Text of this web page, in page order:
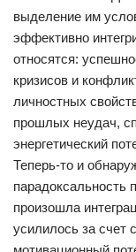
выделение им
эффективно
относятся:
кризисов и
личностных
прошлых неудач,
энергетический
Теперь-то и
парадоксальность
произошла
усилилось за счет